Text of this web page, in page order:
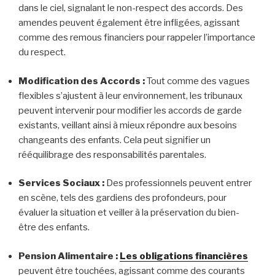
dans le ciel, signalant le non-respect des accords. Des
amendes peuvent également être infligées, agissant
comme des remous financiers pour rappeler l’importance
du respect.
Modification des Accords :Tout comme des vagues
flexibles s’ajustent à leur environnement, les tribunaux
peuvent intervenir pour modifier les accords de garde
existants, veillant ainsi à mieux répondre aux besoins
changeants des enfants. Cela peut signifier un
rééquilibrage des responsabilités parentales.
Services Sociaux : Des professionnels peuvent entrer
en scène, tels des gardiens des profondeurs, pour
évaluer la situation et veiller à la préservation du bien-
être des enfants.
Pension Alimentaire : Les obligations financières
peuvent être touchées, agissant comme des courants